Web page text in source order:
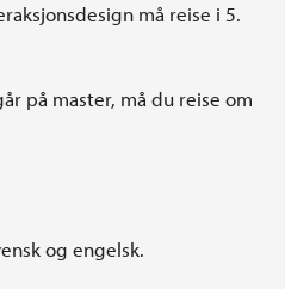
må reise i 5.
på master, må du reise om
og engelsk.